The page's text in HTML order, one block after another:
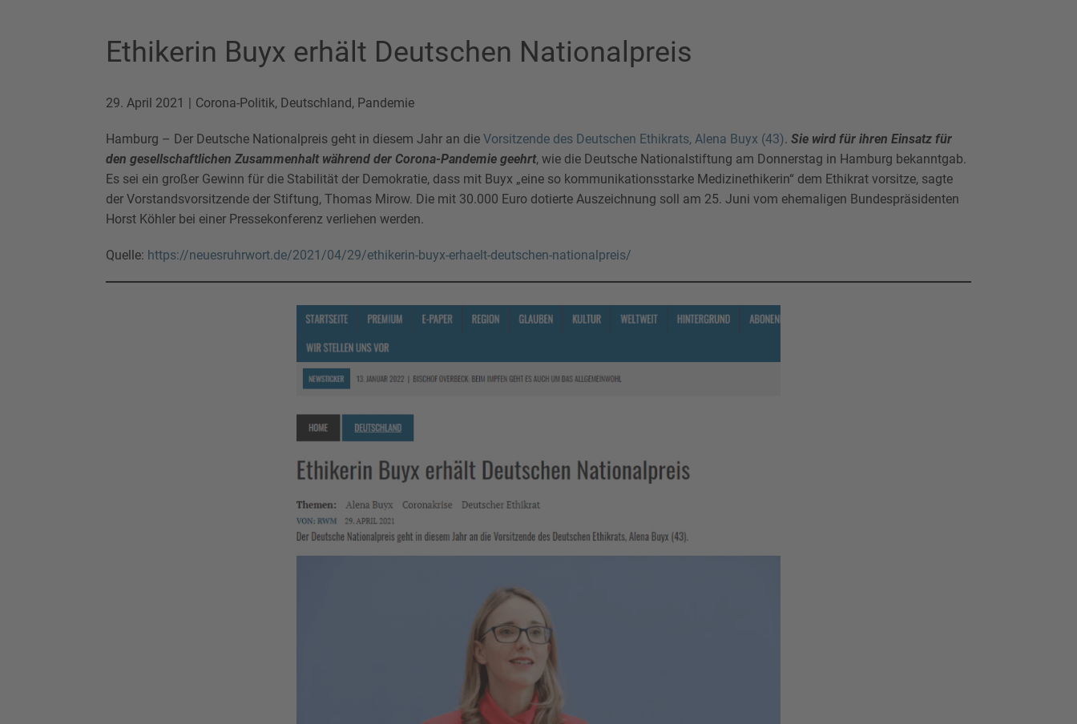
Ethikerin Buyx erhält Deutschen Nationalpreis
29. April 2021 Corona-Politik, Deutschland, Pandemie
Hamburg – Der Deutsche Nationalpreis geht in diesem Jahr an die Vorsitzende des Deutschen Ethikrats, Alena Buyx (43). Sie wird für ihren Einsatz für
den gesellschaftlichen Zusammenhalt während der Corona-Pandemie geehrt, wie die Deutsche Nationalstiftung am Donnerstag in Hamburg bekanntgab.
Es sei ein großer Gewinn für die Stabilität der Demokratie, dass mit Buyx „eine so kommunikationsstarke Medizinethikerin“ dem Ethikrat vorsitze, sagte
der Vorstandsvorsitzende der Stiftung, Thomas Mirow. Die mit 30.000 Euro dotierte Auszeichnung soll am 25. Juni vom ehemaligen Bundespräsidenten
Horst Köhler bei einer Pressekonferenz verliehen werden.
Quelle: https://neuesruhrwort.de/2021/04/29/ethikerin-buyx-erhaelt-deutschen-nationalpreis/